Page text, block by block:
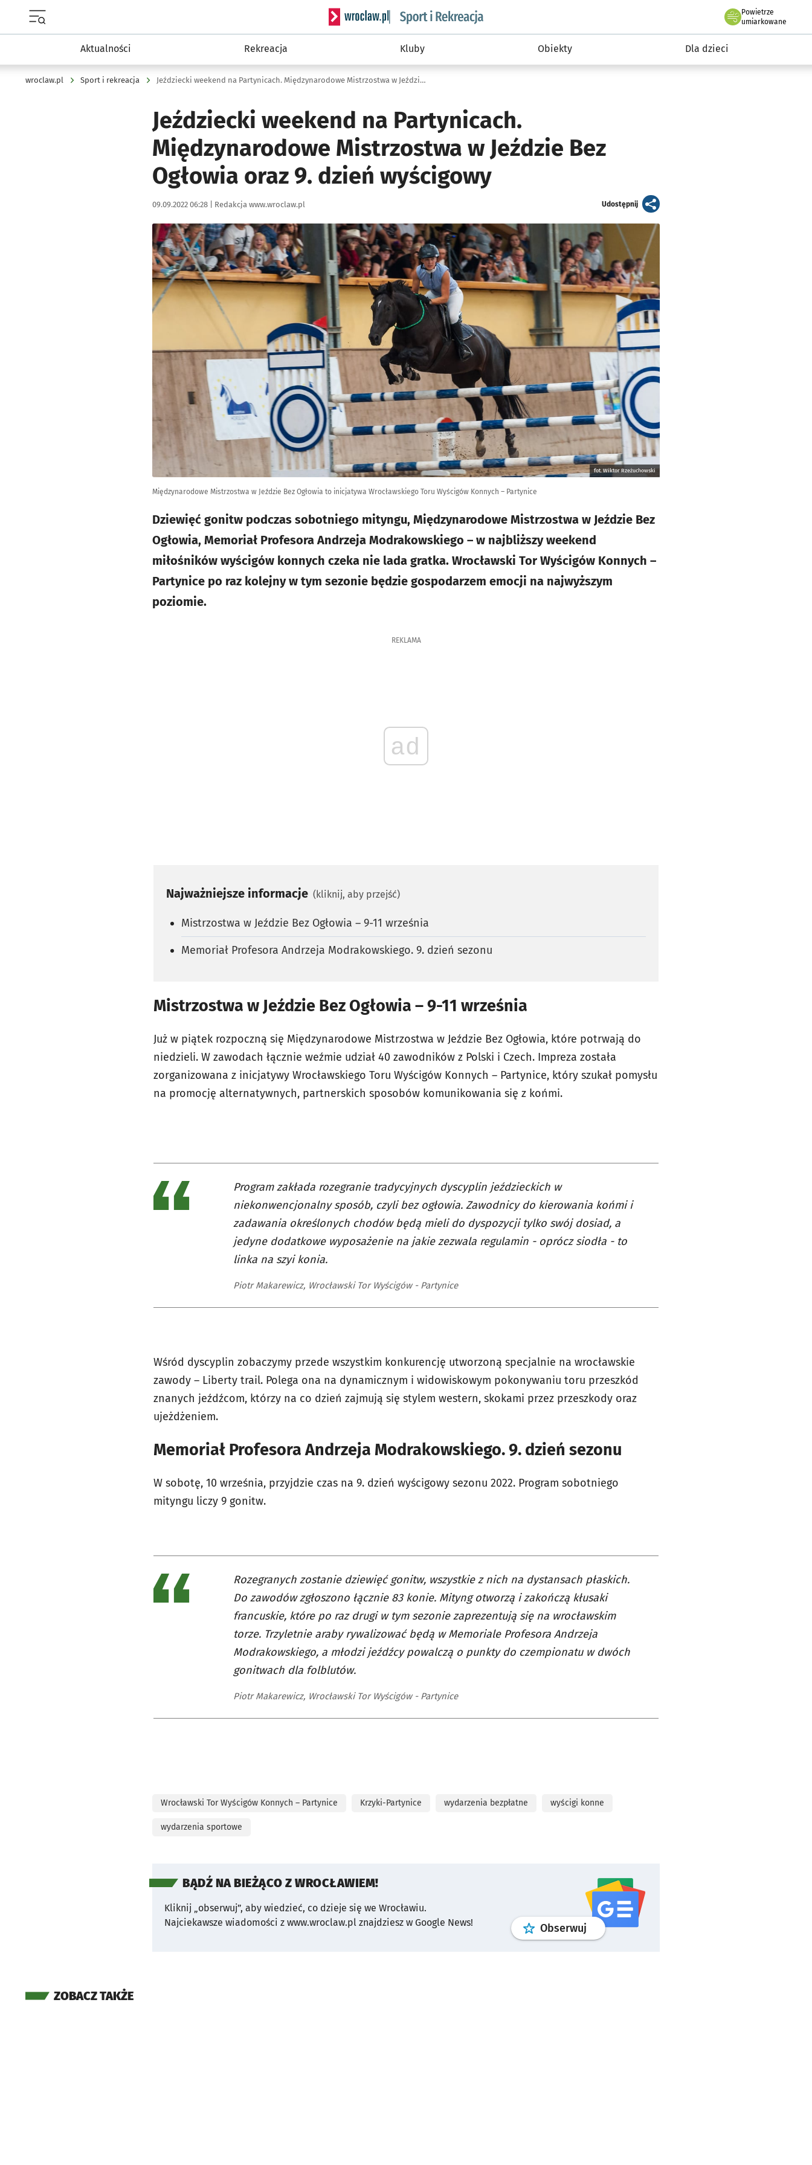
Serwis informacyjny wroclaw.pl podserwis: Sport i rekreacja
Powietrze
we Wrocławiu
umiarkowane
Aktualności Rekreacja Kluby Obiekty Dla dzieci
wroclaw.pl Sport i rekreacja Jeździecki weekend na Partynicach. Międzynarodowe Mistrzostwa w Jeździe Bez Ogłowia oraz 9. dzień wyścigowy
Jeździecki weekend na Partynicach.
Międzynarodowe Mistrzostwa w Jeździe Bez
Ogłowia oraz 9. dzień wyścigowy
Data publikacji:
09.09.2022 06:28 | Autor:
Redakcja www.wroclaw.pl Udostępnijartykuł
Kliknij, aby powiększyć
fot. Wiktor Rzeżuchowski
Międzynarodowe Mistrzostwa w Jeździe Bez Ogłowia to inicjatywa Wrocławskiego Toru Wyścigów Konnych – Partynice
Dziewięć gonitw podczas sobotniego mityngu, Międzynarodowe Mistrzostwa w Jeździe Bez
Ogłowia, Memoriał Profesora Andrzeja Modrakowskiego – w najbliższy weekend
miłośników wyścigów konnych czeka nie lada gratka. Wrocławski Tor Wyścigów Konnych –
Partynice po raz kolejny w tym sezonie będzie gospodarzem emocji na najwyższym
poziomie.
REKLAMA
ad
Najważniejsze informacje (kliknij, aby przejść)
Mistrzostwa w Jeździe Bez Ogłowia – 9-11 września
Memoriał Profesora Andrzeja Modrakowskiego. 9. dzień sezonu
Mistrzostwa w Jeździe Bez Ogłowia – 9-11 września
Już w piątek rozpoczną się Międzynarodowe Mistrzostwa w Jeździe Bez Ogłowia, które potrwają do
niedzieli. W zawodach łącznie weźmie udział 40 zawodników z Polski i Czech. Impreza została
zorganizowana z inicjatywy Wrocławskiego Toru Wyścigów Konnych – Partynice, który szukał pomysłu
na promocję alternatywnych, partnerskich sposobów komunikowania się z końmi.
Program zakłada rozegranie tradycyjnych dyscyplin jeździeckich w
niekonwencjonalny sposób, czyli bez ogłowia. Zawodnicy do kierowania końmi i
zadawania określonych chodów będą mieli do dyspozycji tylko swój dosiad, a
jedyne dodatkowe wyposażenie na jakie zezwala regulamin - oprócz siodła - to
linka na szyi konia.
Piotr Makarewicz, Wrocławski Tor Wyścigów - Partynice
Wśród dyscyplin zobaczymy przede wszystkim konkurencję utworzoną specjalnie na wrocławskie
zawody – Liberty trail. Polega ona na dynamicznym i widowiskowym pokonywaniu toru przeszkód
znanych jeźdźcom, którzy na co dzień zajmują się stylem western, skokami przez przeszkody oraz
ujeżdżeniem.
Memoriał Profesora Andrzeja Modrakowskiego. 9. dzień sezonu
W sobotę, 10 września, przyjdzie czas na 9. dzień wyścigowy sezonu 2022. Program sobotniego
mityngu liczy 9 gonitw.
Rozegranych zostanie dziewięć gonitw, wszystkie z nich na dystansach płaskich.
Do zawodów zgłoszono łącznie 83 konie. Mityng otworzą i zakończą kłusaki
francuskie, które po raz drugi w tym sezonie zaprezentują się na wrocławskim
torze. Trzyletnie araby rywalizować będą w Memoriale Profesora Andrzeja
Modrakowskiego, a młodzi jeźdźcy powalczą o punkty do czempionatu w dwóch
gonitwach dla folblutów.
Piotr Makarewicz, Wrocławski Tor Wyścigów - Partynice
Wrocławski Tor Wyścigów Konnych – Partynice Krzyki-Partynice wydarzenia bezpłatne wyścigi konne
wydarzenia sportowe
BĄDŹ NA BIEŻĄCO Z WROCŁAWIEM!
Kliknij „obserwuj”, aby wiedzieć, co dzieje się we Wrocławiu.
Najciekawsze wiadomości z www.wroclaw.pl znajdziesz w Google News!
Obserwuj profilgoogle news
ZOBACZ TAKŻE